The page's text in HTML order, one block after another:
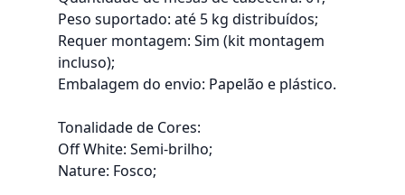
Peso suportado: até 5 kg distribuídos;
Requer montagem: Sim (kit montagem
incluso);
Embalagem do envio: Papelão e plástico.
Tonalidade de Cores:
Off White: Semi-brilho;
Nature: Fosco;